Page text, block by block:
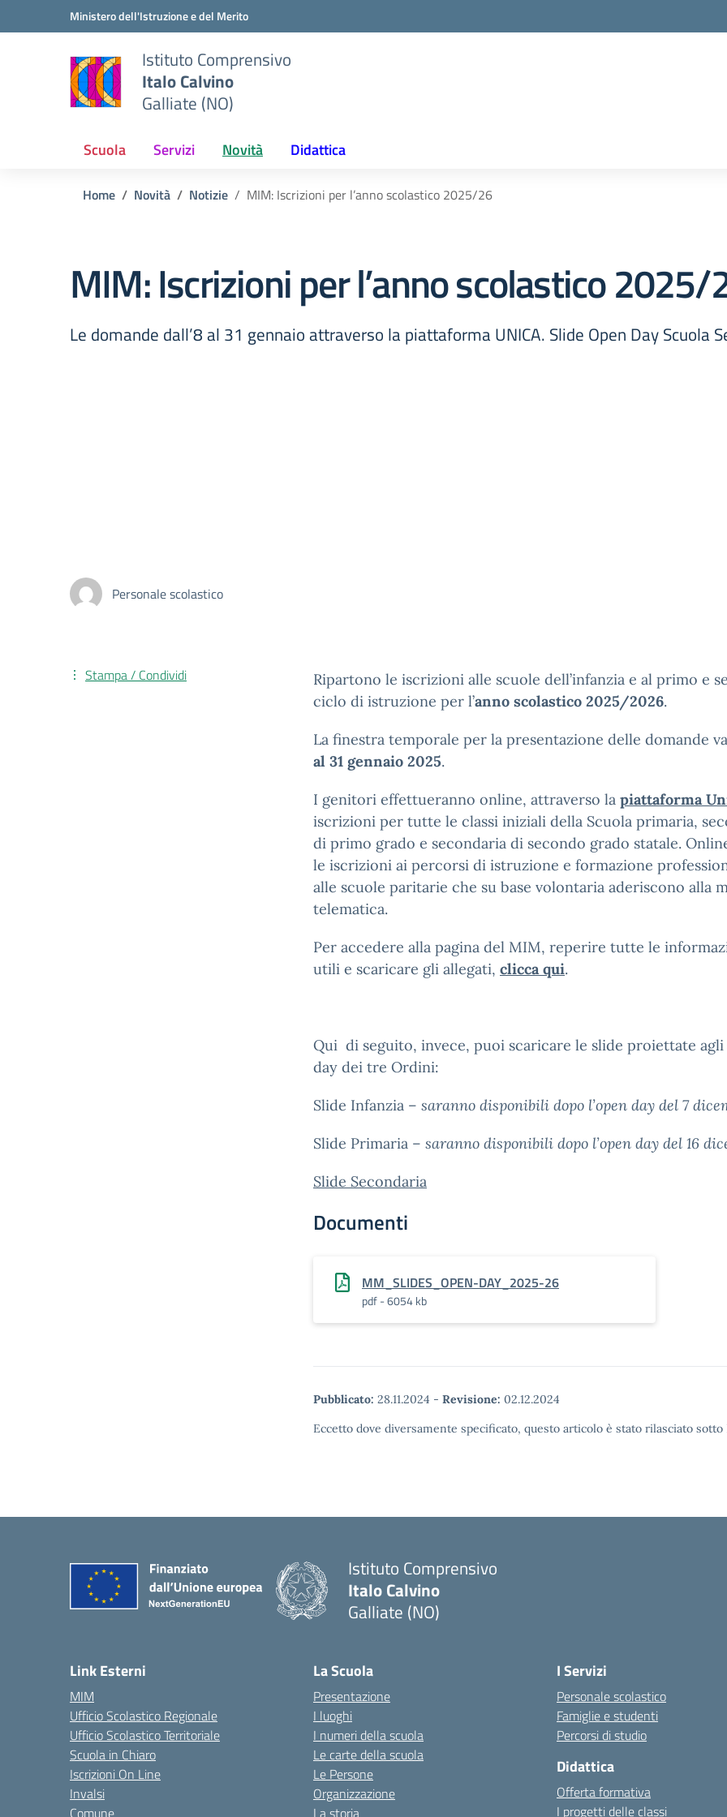
Vai ai contenuti
Vai al menu di navigazioneMinistero dell'Istruzione e del Merito
Istituto Comprensivo
Italo Calvino
Galliate (NO)
Scuola Servizi Novità Didattica
Home Novità Notizie MIM: Iscrizioni per l’anno scolastico 2025/26
MIM: Iscrizioni per l’anno scolastico 2025/
Le domande dall’8 al 31 gennaio attraverso la piattaforma UNICA. Slide Open Day Scuola
Personale scolastico
Ripartono le iscrizioni alle scuole dell’infanzia e al primo e
ciclo di istruzione per l’anno scolastico 2025/2026.
La finestra temporale per la presentazione delle domande va
al 31 gennaio 2025.
I genitori effettueranno online, attraverso la piattaforma
iscrizioni per tutte le classi iniziali della Scuola primaria,
di primo grado e secondaria di secondo grado statale.
le iscrizioni ai percorsi di istruzione e formazione
alle scuole paritarie che su base volontaria aderiscono alla
telematica.
Per accedere alla pagina del MIM, reperire tutte le
utili e scaricare gli allegati, clicca qui.
Qui di seguito, invece, puoi scaricare le slide proiettate
day dei tre Ordini:
Slide Infanzia – saranno disponibili dopo l’open day del 7
Slide Primaria – saranno disponibili dopo l’open day del 16
Slide Secondaria
Documenti
MM_SLIDES_OPEN-DAY_2025-26
pdf - 6054 kb
Pubblicato: 28.11.2024 - Revisione: 02.12.2024
Eccetto dove diversamente specificato, questo articolo è stato rilasciato
Stampa / Condividi
Istituto Comprensivo
Italo Calvino
Galliate (NO)
Link Esterni
MIM
Ufficio Scolastico Regionale
Ufficio Scolastico Territoriale
Scuola in Chiaro
Iscrizioni On Line
Invalsi
Comune
La Scuola
Presentazione
I luoghi
I numeri della scuola
Le carte della scuola
Le Persone
Organizzazione
La storia
I Servizi
Personale scolastico
Famiglie e studenti
Percorsi di studio
Didattica
Offerta formativa
I progetti delle classi